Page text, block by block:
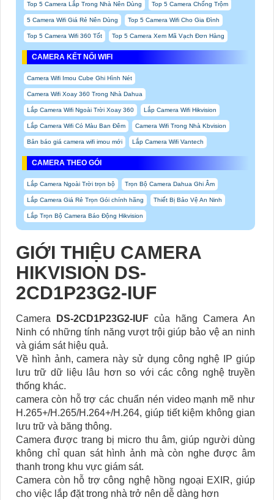
Top 5 Camera Lắp Trong Nhà Nên Dùng Top 5 Camera Chống Trộm
5 Camera Wifi Giá Rẻ Nên Dùng Top 5 Camera Wifi Cho Gia Đình
Top 5 Camera Wifi 360 Tốt Top 5 Camera Xem Mã Vạch Đơn Hàng
CAMERA KẾT NỐI WIFI
Camera Wifi Imou Cube Ghi Hình Nét
Camera Wifi Xoay 360 Trong Nhà Dahua
Lắp Camera Wifi Ngoài Trời Xoay 360 Lắp Camera Wifi Hikvision
Lắp Camera Wifi Có Màu Ban Đêm Camera Wifi Trong Nhà Kbvision
Bản báo giá camera wifi imou mới Lắp Camera Wifi Vantech
CAMERA THEO GÓI
Lắp Camera Ngoài Trời trọn bộ Trọn Bộ Camera Dahua Ghi Âm
Lắp Camera Giá Rẻ Trọn Gói chính hãng Thiết Bị Bảo Vệ An Ninh
Lắp Trọn Bộ Camera Báo Động Hikvision
GIỚI THIỆU CAMERA
HIKVISION DS-
2CD1P23G2-IUF
Camera DS-2CD1P23G2-IUF của hãng Camera An
Ninh có những tính năng vượt trội giúp bảo vệ an ninh
và giám sát hiệu quả.
Về hình ảnh, camera này sử dụng công nghệ IP giúp
lưu trữ dữ liệu lâu hơn so với các công nghệ truyền
thống khác.
camera còn hỗ trợ các chuẩn nén video mạnh mẽ như
H.265+/H.265/H.264+/H.264, giúp tiết kiệm không gian
lưu trữ và băng thông.
Camera được trang bị micro thu âm, giúp người dùng
không chỉ quan sát hình ảnh mà còn nghe được âm
thanh trong khu vực giám sát.
Camera còn hỗ trợ công nghệ hồng ngoại EXIR, giúp
cho việc lắp đặt trong nhà trở nên dễ dàng hơn